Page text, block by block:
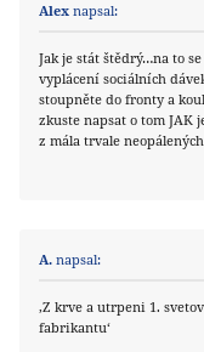
Alex napsal:
Jak je stát štědrý…na to
vyplácení sociálních
stoupněte do fronty a
zkuste napsat o tom JAK
z mála trvale
A. napsal:
‚Z krve a utrpeni 1.
fabrikantu‘